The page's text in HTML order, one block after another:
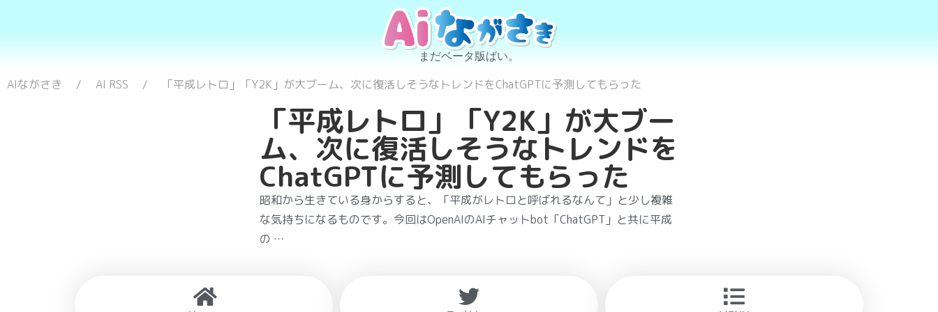
まだベータ版ばい。
AIながさき AI RSS 「平成レトロ」「Y2K」が大ブーム、次に復活しそうなトレンドをChatGPTに予測してもらった
「平成レトロ」「Y2K」が大ブー
ム、次に復活しそうなトレンドを
ChatGPTに予測してもらった
昭和から生きている身からすると、「平成がレトロと呼ばれるなんて」と少し複雑
な気持ちになるものです。今回はOpenAIのAIチャットbot「ChatGPT」と共に平成
の …